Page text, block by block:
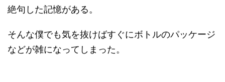
絶句した記憶がある。
そんな僕でも気を抜けばすぐにボトルのパッケージ
などが雑になってしまった。